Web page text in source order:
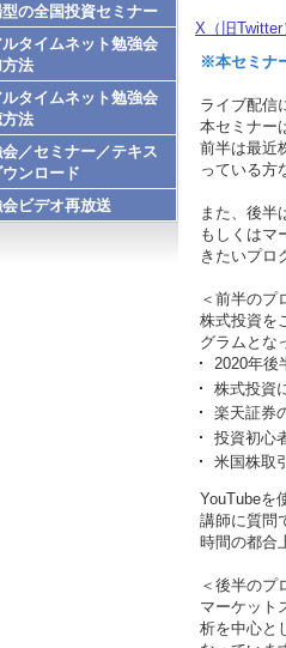
X（旧Twitter
※本セミナ
ライブ配信
本セミナー
前半は最近
っている方
また、後半
もしくはマ
きたいプロ
＜前半のプ
株式投資を
グラムとな
2020年後
株式投資
楽天証券
投資初心
米国株取
YouTubeを
講師に質問
時間の都合
＜後半のプ
マーケット
析を中心と
の全国投資セミナー
ルタイムネット勉強会
法
ルタイムネット勉強会
法
／セミナー／テキス
ウンロード
ビデオ再放送